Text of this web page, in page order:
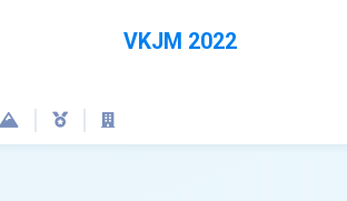
VKJM 2022